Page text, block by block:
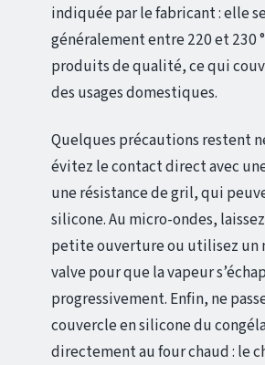
indiquée par le fabricant : elle
généralement entre 220 et 230
produits de qualité, ce qui
des usages domestiques.
Quelques précautions restent
évitez le contact direct avec
une résistance de gril, qui
silicone. Au micro-ondes,
petite ouverture ou utilisez un
valve pour que la vapeur
progressivement. Enfin, ne
couvercle en silicone du
directement au four chaud : le